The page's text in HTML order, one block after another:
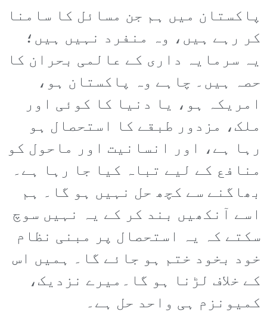
پاکستان میں ہم جن مسائل کا سامنا
کر رہے ہیں، وہ منفرد نہیں ہیں؛
یہ سرمایہ داری کے عالمی بحران کا
حصہ ہیں۔ چاہے وہ پاکستان ہو،
امریکہ ہو، یا دنیا کا کوئی اور
ملک، مزدور طبقے کا استحصال ہو
رہا ہے، اور انسانیت اور ماحول کو
منافع کے لیے تباہ کیا جا رہا ہے۔
بھاگنے سے کچھ حل نہیں ہو گا۔ ہم
اسے آنکھیں بند کر کے یہ نہیں سوچ
سکتے کہ یہ استحصال پر مبنی نظام
خود بخود ختم ہو جائے گا۔ ہمیں اس
کے خلاف لڑنا ہو گا۔میرے نزدیک،
کمیونزم ہی واحد حل ہے۔